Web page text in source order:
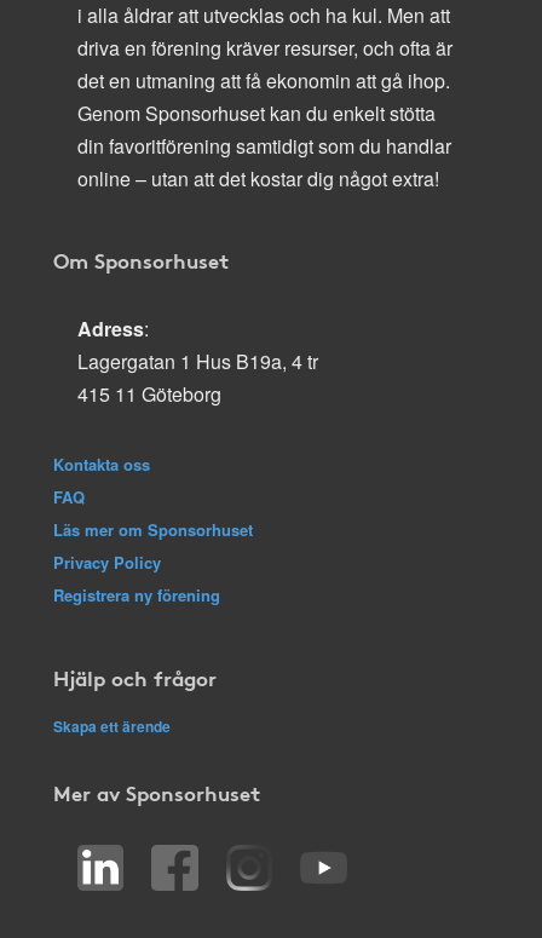
i alla åldrar att utvecklas och ha kul. Men att
driva en förening kräver resurser, och ofta är
det en utmaning att få ekonomin att gå ihop.
Genom Sponsorhuset kan du enkelt stötta
din favoritförening samtidigt som du handlar
online – utan att det kostar dig något extra!
Om Sponsorhuset
Adress:
Lagergatan 1 Hus B19a, 4 tr
415 11 Göteborg
Kontakta oss
FAQ
Läs mer om Sponsorhuset
Privacy Policy
Registrera ny förening
Hjälp och frågor
Skapa ett ärende
Mer av Sponsorhuset